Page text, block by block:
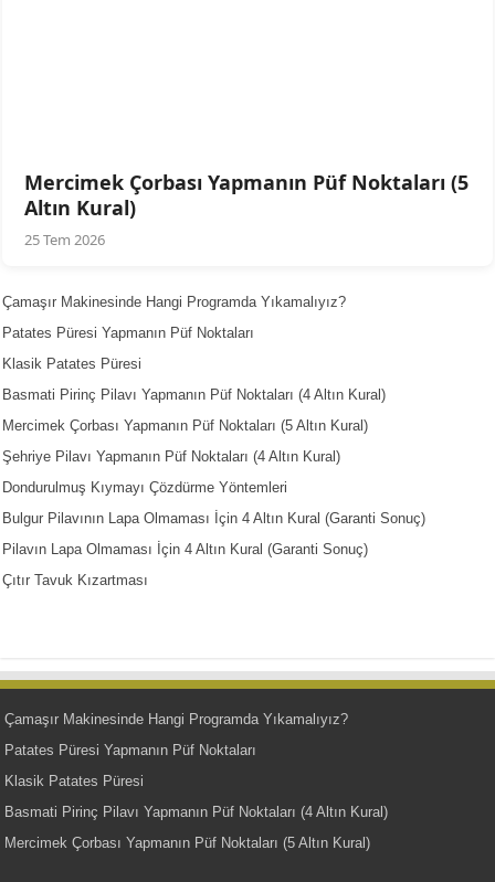
Mercimek Çorbası Yapmanın Püf Noktaları (5
Altın Kural)
25 Tem 2026
Çamaşır Makinesinde Hangi Programda Yıkamalıyız?
Patates Püresi Yapmanın Püf Noktaları
Klasik Patates Püresi
Basmati Pirinç Pilavı Yapmanın Püf Noktaları (4 Altın Kural)
Mercimek Çorbası Yapmanın Püf Noktaları (5 Altın Kural)
Şehriye Pilavı Yapmanın Püf Noktaları (4 Altın Kural)
Dondurulmuş Kıymayı Çözdürme Yöntemleri
Bulgur Pilavının Lapa Olmaması İçin 4 Altın Kural (Garanti Sonuç)
Pilavın Lapa Olmaması İçin 4 Altın Kural (Garanti Sonuç)
Çıtır Tavuk Kızartması
Çamaşır Makinesinde Hangi Programda Yıkamalıyız?
Patates Püresi Yapmanın Püf Noktaları
Klasik Patates Püresi
Basmati Pirinç Pilavı Yapmanın Püf Noktaları (4 Altın Kural)
Mercimek Çorbası Yapmanın Püf Noktaları (5 Altın Kural)